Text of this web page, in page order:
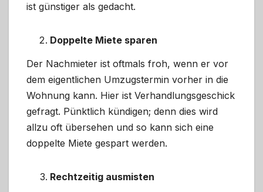
ist günstiger als gedacht.
Doppelte Miete sparen
Der Nachmieter ist oftmals froh, wenn er vor
dem eigentlichen Umzugstermin vorher in die
Wohnung kann. Hier ist Verhandlungsgeschick
gefragt. Pünktlich kündigen; denn dies wird
allzu oft übersehen und so kann sich eine
doppelte Miete gespart werden.
Rechtzeitig ausmisten